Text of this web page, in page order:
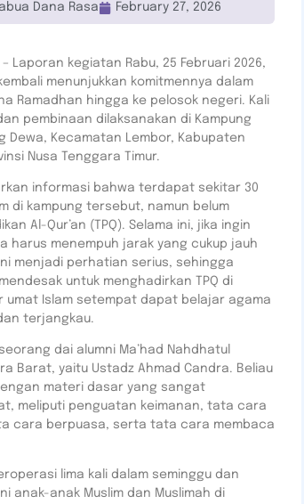
Dana Rasa February 27, 2026
Laporan kegiatan Rabu, 25 Februari 2026,
menunjukkan komitmennya dalam
Ramadhan hingga ke pelosok negeri. Kali
pembinaan dilaksanakan di Kampung
Dewa, Kecamatan Lembor, Kabupaten
Nusa Tenggara Timur.
informasi bahwa terdapat sekitar 30
di kampung tersebut, namun belum
Al-Qur’an (TPQ). Selama ini, jika ingin
harus menempuh jarak yang cukup jauh
menjadi perhatian serius, sehingga
untuk menghadirkan TPQ di
umat Islam setempat dapat belajar agama
terjangkau.
dai alumni Ma’had Nahdhatul
Barat, yaitu Ustadz Ahmad Candra. Beliau
materi dasar yang sangat
meliputi penguatan keimanan, tata cara
cara berpuasa, serta tata cara membaca
lima kali dalam seminggu dan
anak-anak Muslim dan Muslimah di